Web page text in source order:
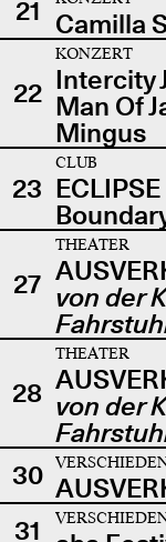
21 Camilla
22
KONZERT
Intercity
Man Of
Mingus
23
CLUB
27
THEATER
von der
28
THEATER
von der
30
31